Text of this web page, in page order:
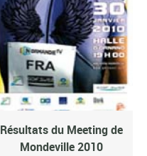
Résultats du Meeting de
Mondeville 2010